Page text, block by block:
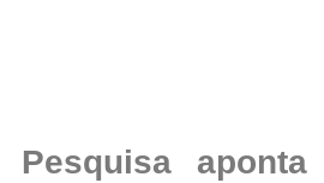
Pesquisa